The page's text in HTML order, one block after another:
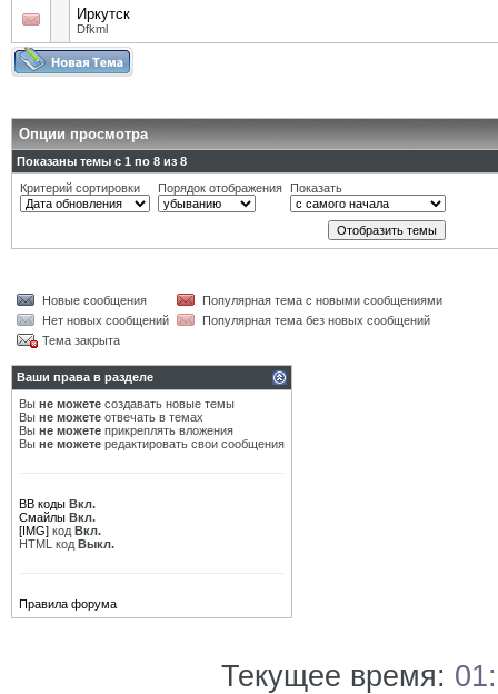
Иркутск
Dfkml
Опции просмотра
Показаны темы с 1 по 8 из 8
Критерий сортировки
Порядок отображения Показать
Новые сообщения
Популярная тема с новыми сообщениями
Нет новых сообщений
Популярная тема без новых сообщений
Тема закрыта
Ваши права в разделе
Вы не можете создавать новые темы
Вы не можете отвечать в темах
Вы не можете прикреплять вложения
Вы не можете редактировать свои сообщения
BB коды Вкл.
Смайлы Вкл.
[IMG] код Вкл.
HTML код Выкл.
Правила форума
Текущее время: